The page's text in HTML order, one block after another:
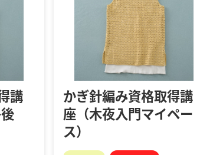
講
かぎ針編み資格取得講
座（木夜入門マイペー
ス）